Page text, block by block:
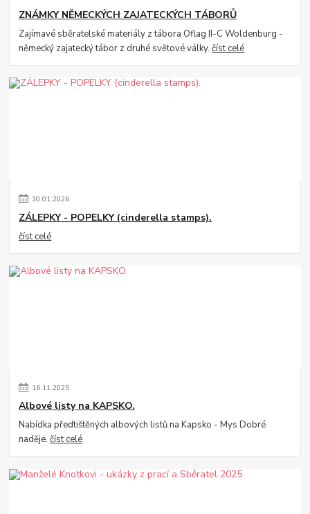
ZNÁMKY NĚMECKÝCH ZAJATECKÝCH TÁBORŮ
Zajímavé sběratelské materiály z tábora Oflag II-C Woldenburg -
německý zajatecký tábor z druhé světové války.číst celé
30.01.2026
ZÁLEPKY - POPELKY (cinderella stamps).
číst celé
16.11.2025
Albové listy na KAPSKO.
Nabídka předtištěných albových listů na Kapsko - Mys Dobré
naděje.číst celé